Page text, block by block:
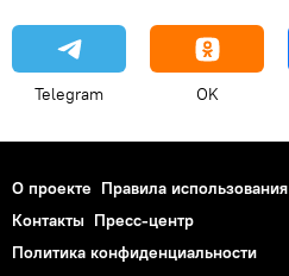
Telegram OK
О проекте Правила использования
Контакты Пресс-центр
Политика конфиденциальности